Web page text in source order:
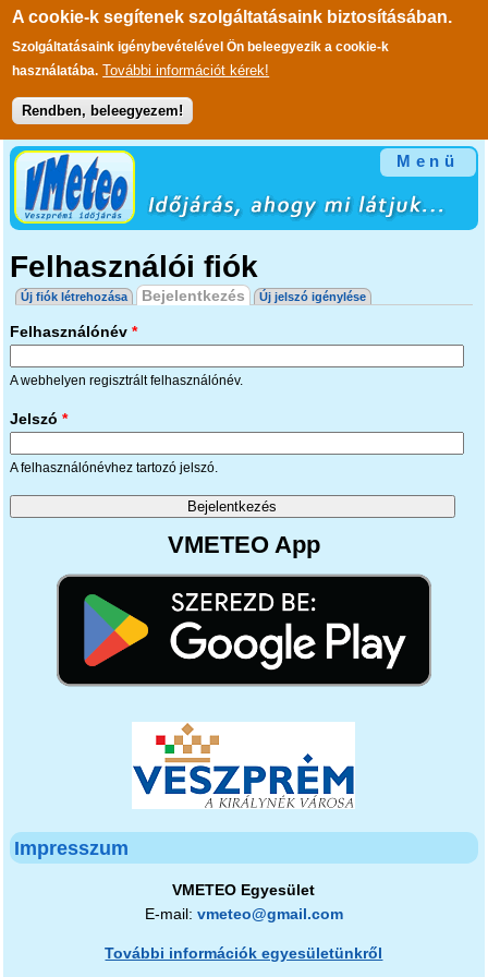
A cookie-k segítenek szolgáltatásaink biztosításában.
Szolgáltatásaink igénybevételével Ön beleegyezik a cookie-k
használatába. További információt kérek!
Rendben, beleegyezem!
Ugrás a tartalomra
Menü
Felhasználói fiók
Elsődleges fülek
Új fiók létrehozása Bejelentkezés (aktív fül)
Új jelszó igénylése
Felhasználónév *
A webhelyen regisztrált felhasználónév.
Jelszó *
A felhasználónévhez tartozó jelszó.
VMETEO App
Impresszum
VMETEO Egyesület
E-mail: vmeteo@gmail.com
További információk egyesületünkről